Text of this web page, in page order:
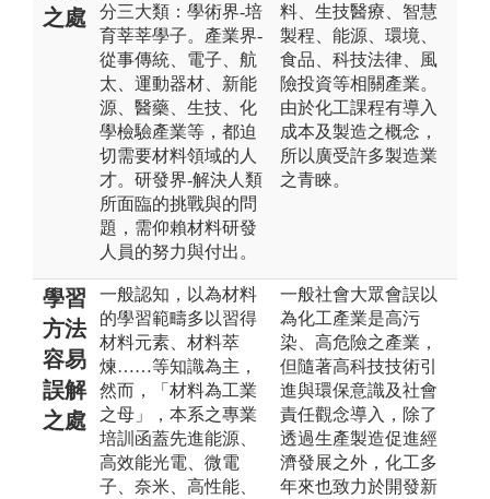
之處
分三大類：學術界-培
育莘莘學子。產業界-
從事傳統、電子、航
太、運動器材、新能
源、醫藥、生技、化
學檢驗產業等，都迫
切需要材料領域的人
才。研發界-解決人類
所面臨的挑戰與的問
題，需仰賴材料研發
人員的努力與付出。
料、生技醫療、智慧
製程、能源、環境、
食品、科技法律、風
險投資等相關產業。
由於化工課程有導入
成本及製造之概念，
所以廣受許多製造業
之青睞。
學習
方法
容易
誤解
之處
一般認知，以為材料
的學習範疇多以習得
材料元素、材料萃
煉……等知識為主，
然而，「材料為工業
之母」，本系之專業
培訓函蓋先進能源、
高效能光電、微電
子、奈米、高性能、
一般社會大眾會誤以
為化工產業是高污
染、高危險之產業，
但隨著高科技技術引
進與環保意識及社會
責任觀念導入，除了
透過生產製造促進經
濟發展之外，化工多
年來也致力於開發新